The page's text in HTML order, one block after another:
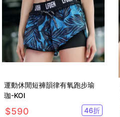
運動休閒短褲韻律有氧跑步瑜
珈-KOI
$590 46折